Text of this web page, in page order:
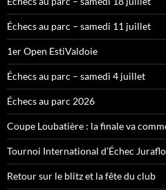
Échecs au parc – samedi 11 juillet
1er Open EstiValdoie
Échecs au parc – samedi 4 juillet
Échecs au parc 2026
Coupe Loubatière : la finale va
Tournoi International d’Échec
Retour sur le blitz et la fête du club